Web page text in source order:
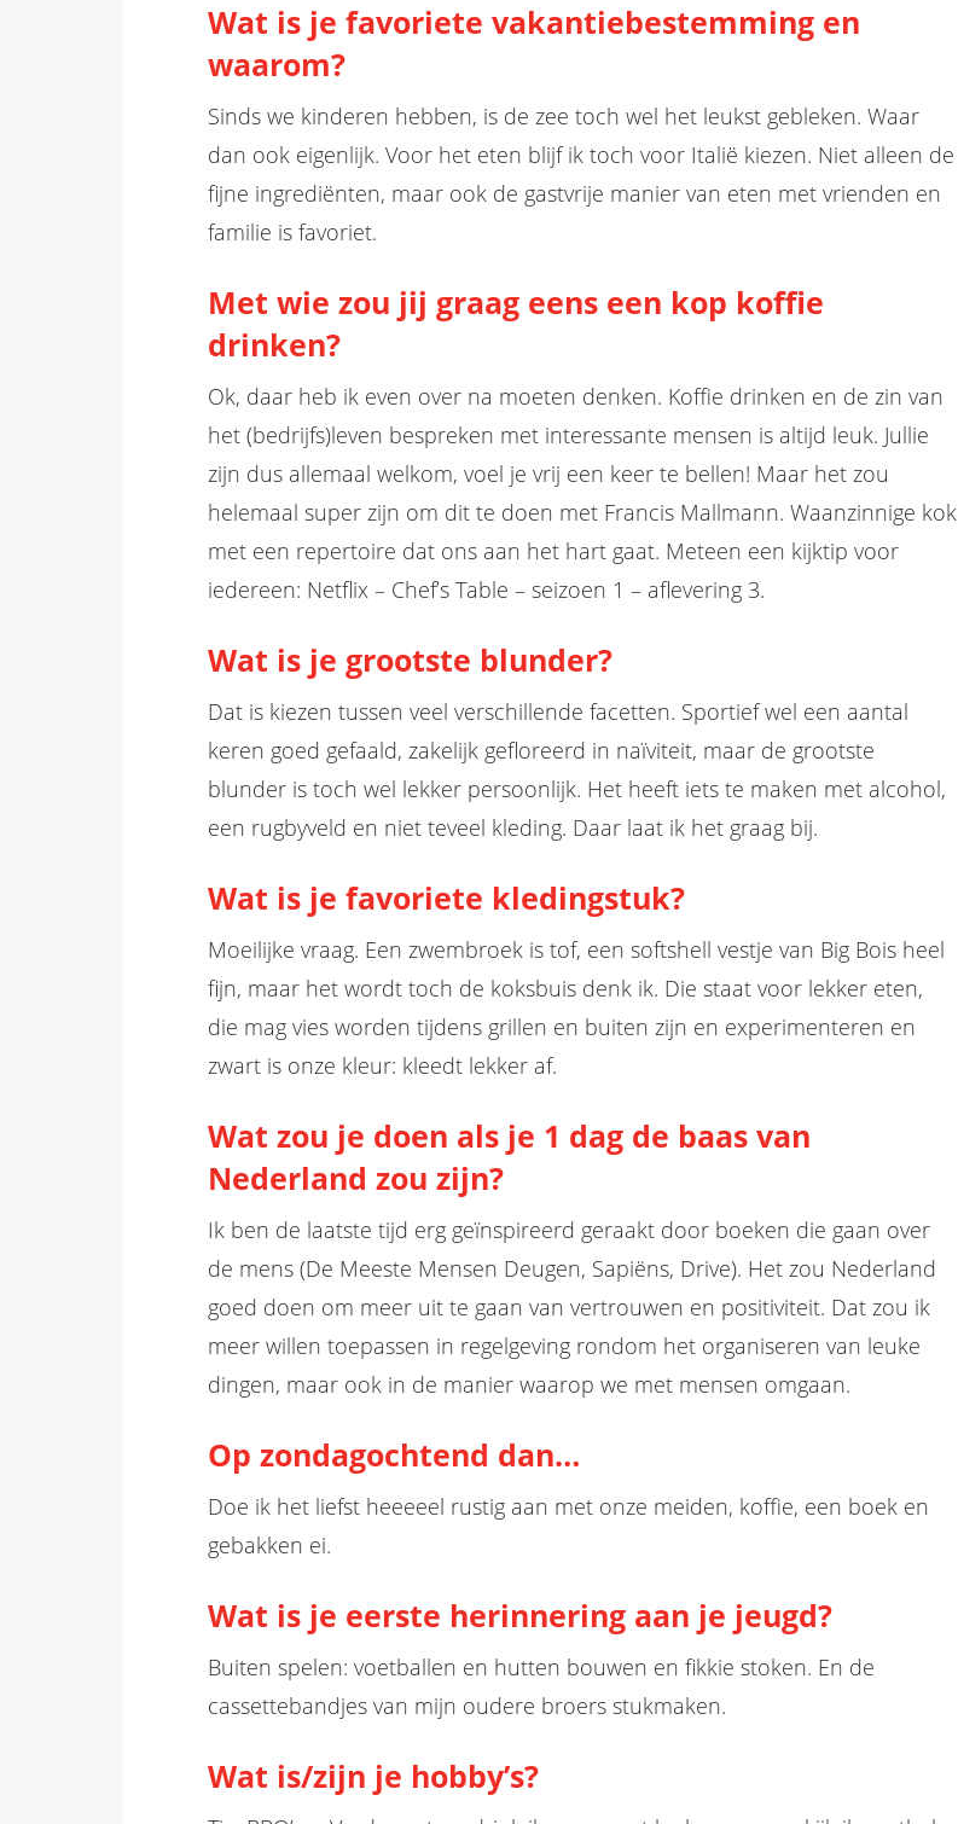
Wat is je favoriete vakantiebestemming en
waarom?
Sinds we kinderen hebben, is de zee toch wel het leukst gebleken. Waar
dan ook eigenlijk. Voor het eten blijf ik toch voor Italië kiezen. Niet alleen de
fijne ingrediënten, maar ook de gastvrije manier van eten met vrienden en
familie is favoriet.
Met wie zou jij graag eens een kop koffie
drinken?
Ok, daar heb ik even over na moeten denken. Koffie drinken en de zin van
het (bedrijfs)leven bespreken met interessante mensen is altijd leuk. Jullie
zijn dus allemaal welkom, voel je vrij een keer te bellen! Maar het zou
helemaal super zijn om dit te doen met Francis Mallmann. Waanzinnige kok
met een repertoire dat ons aan het hart gaat. Meteen een kijktip voor
iedereen: Netflix – Chef’s Table – seizoen 1 – aflevering 3.
Wat is je grootste blunder?
Dat is kiezen tussen veel verschillende facetten. Sportief wel een aantal
keren goed gefaald, zakelijk gefloreerd in naïviteit, maar de grootste
blunder is toch wel lekker persoonlijk. Het heeft iets te maken met alcohol,
een rugbyveld en niet teveel kleding. Daar laat ik het graag bij.
Wat is je favoriete kledingstuk?
Moeilijke vraag. Een zwembroek is tof, een softshell vestje van Big Bois heel
fijn, maar het wordt toch de koksbuis denk ik. Die staat voor lekker eten,
die mag vies worden tijdens grillen en buiten zijn en experimenteren en
zwart is onze kleur: kleedt lekker af.
Wat zou je doen als je 1 dag de baas van
Nederland zou zijn?
Ik ben de laatste tijd erg geïnspireerd geraakt door boeken die gaan over
de mens (De Meeste Mensen Deugen, Sapiëns, Drive). Het zou Nederland
goed doen om meer uit te gaan van vertrouwen en positiviteit. Dat zou ik
meer willen toepassen in regelgeving rondom het organiseren van leuke
dingen, maar ook in de manier waarop we met mensen omgaan.
Op zondagochtend dan…
Doe ik het liefst heeeeel rustig aan met onze meiden, koffie, een boek en
gebakken ei.
Wat is je eerste herinnering aan je jeugd?
Buiten spelen: voetballen en hutten bouwen en fikkie stoken. En de
cassettebandjes van mijn oudere broers stukmaken.
Wat is/zijn je hobby’s?